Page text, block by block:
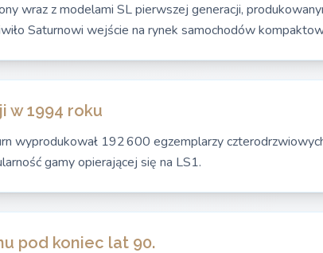
wraz z modelami SL pierwszej generacji,
Saturnowi wejście na rynek samochodów
w 1994 roku
wyprodukował 192 600 egzemplarzy
gamy opierającej się na LS1.
pod koniec lat 90.